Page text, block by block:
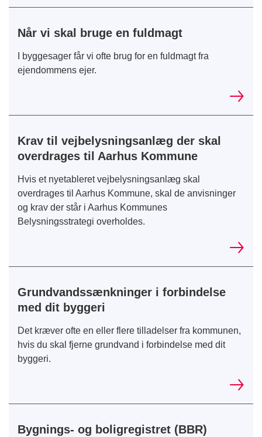
Når vi skal bruge en fuldmagt
I byggesager får vi ofte brug for en fuldmagt fra
ejendommens ejer.
Krav til vejbelysningsanlæg der skal
overdrages til Aarhus Kommune
Hvis et nyetableret vejbelysningsanlæg skal
overdrages til Aarhus Kommune, skal de anvisninger
og krav der står i Aarhus Kommunes
Belysningsstrategi overholdes.
Grundvandssænkninger i forbindelse
med dit byggeri
Det kræver ofte en eller flere tilladelser fra kommunen,
hvis du skal fjerne grundvand i forbindelse med dit
byggeri.
Bygnings- og boligregistret (BBR)